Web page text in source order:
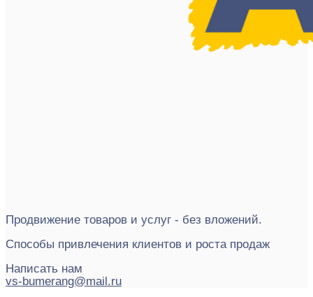
Продвижение товаров и услуг - без вложений.
Способы привлечения клиентов и роста продаж
Написать нам
vs-bumerang@mail.ru